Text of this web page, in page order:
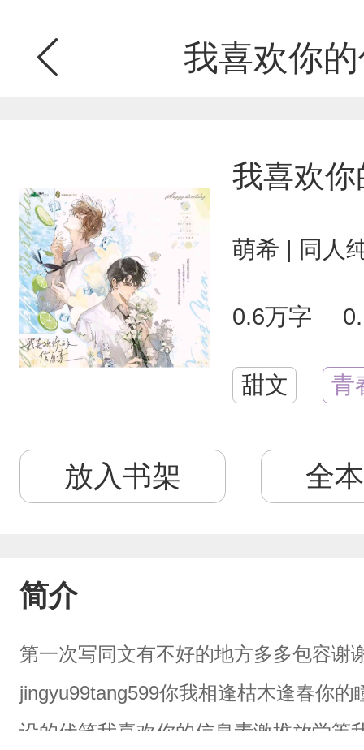
我喜欢你
我喜欢你
萌希 | 同人
0.6万字
甜文 青
放入书架 全
简介
第一次写同文有不好的地方多多包容谢
jingyu99tang599你我相逢枯木逢春你
设的伏笔我喜欢你的信息素激推放学等